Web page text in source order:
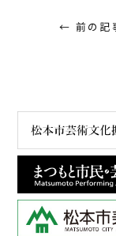
← 前の記